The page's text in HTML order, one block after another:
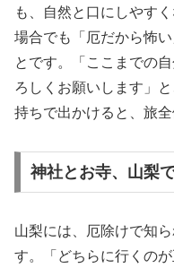
も、自然と口にしやす
場合でも「厄だから怖
とです。「ここまでの
ろしくお願いします」
持ちで出かけると、旅
神社とお寺、山梨
山梨には、厄除けで知
す。「どちらに行くの